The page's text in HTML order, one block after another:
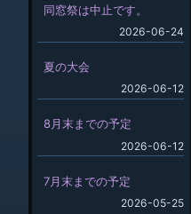
同窓祭は中止です。
2026-06-24
夏の大会
2026-06-12
8月末までの予定
2026-06-12
7月末までの予定
2026-05-25